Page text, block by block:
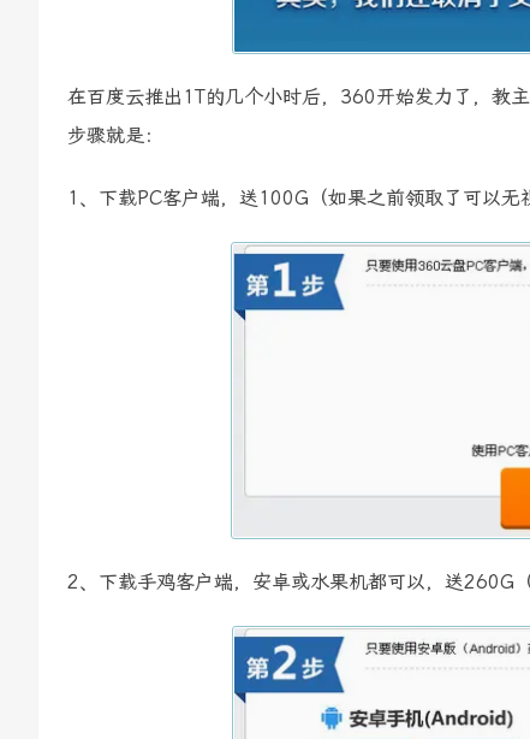
在百度云推出1T的几个小时后，360开始发力了，教
步骤就是：
1、下载PC客户端，送100G（如果之前领取了可以无
2、下载手鸡客户端，安卓或水果机都可以，送260G